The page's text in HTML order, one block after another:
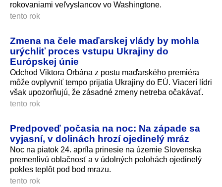
rokovaniami veľvyslancov vo Washingtone.
tento rok
Zmena na čele maďarskej vlády by mohla
urýchliť proces vstupu Ukrajiny do
Európskej únie
Odchod Viktora Orbána z postu maďarského premiéra
môže ovplyvniť tempo prijatia Ukrajiny do EÚ. Viacerí lídri
však upozorňujú, že zásadné zmeny netreba očakávať.
tento rok
Predpoveď počasia na noc: Na západe sa
vyjasní, v dolinách hrozí ojedinelý mráz
Noc na piatok 24. apríla prinesie na územie Slovenska
premenlivú oblačnosť a v údolných polohách ojedinelý
pokles teplôt pod bod mrazu.
tento rok